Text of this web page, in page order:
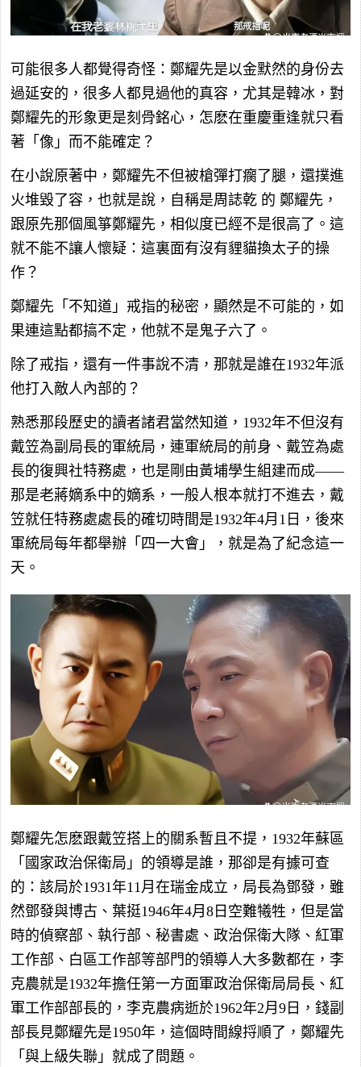
可能很多人都覺得奇怪：鄭耀先是以金默然的身份去
過延安的，很多人都見過他的真容，尤其是韓冰，對
鄭耀先的形象更是刻骨銘心，怎麽在重慶重逢就只看
著「像」而不能確定？
在小說原著中，鄭耀先不但被槍彈打瘸了腿，還撲進
火堆毀了容，也就是說，自稱是周誌乾 的 鄭耀先，
跟原先那個風箏鄭耀先，相似度已經不是很高了。這
就不能不讓人懷疑：這裏面有沒有貍貓換太子的操
作？
鄭耀先「不知道」戒指的秘密，顯然是不可能的，如
果連這點都搞不定，他就不是鬼子六了。
除了戒指，還有一件事說不清，那就是誰在1932年派
他打入敵人內部的？
熟悉那段歷史的讀者諸君當然知道，1932年不但沒有
戴笠為副局長的軍統局，連軍統局的前身、戴笠為處
長的復興社特務處，也是剛由黃埔學生組建而成——
那是老蔣嫡系中的嫡系，一般人根本就打不進去，戴
笠就任特務處處長的確切時間是1932年4月1日，後來
軍統局每年都舉辦「四一大會」，就是為了紀念這一
天。
鄭耀先怎麽跟戴笠搭上的關系暫且不提，1932年蘇區
「國家政治保衛局」的領導是誰，那卻是有據可查
的：該局於1931年11月在瑞金成立，局長為鄧發，雖
然鄧發與博古、葉挺1946年4月8日空難犧牲，但是當
時的偵察部、執行部、秘書處、政治保衛大隊、紅軍
工作部、白區工作部等部門的領導人大多數都在，李
克農就是1932年擔任第一方面軍政治保衛局局長、紅
軍工作部部長的，李克農病逝於1962年2月9日，錢副
部長見鄭耀先是1950年，這個時間線捋順了，鄭耀先
「與上級失聯」就成了問題。